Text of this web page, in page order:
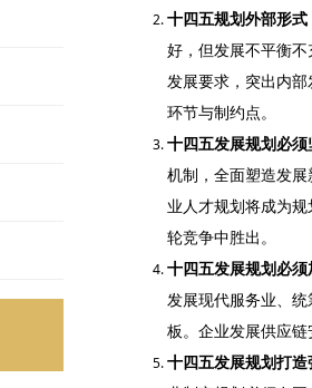
十四五规划外部形式
好，但发展不平衡
发展要求，突出内
环节与制约点。
十四五发展规划必
机制，全面塑造发
业人才规划将成为
轮竞争中胜出。
十四五发展规划必
发展现代服务业、
板。企业发展供应
十四五发展规划打